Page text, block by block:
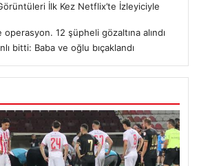
İlk Kez Netflix’te İzleyiciyle
operasyon. 12 şüpheli gözaltına alındı
bitti: Baba ve oğlu bıçaklandı